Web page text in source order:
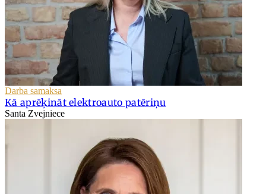
Darba samaksa
Kā aprēķināt elektroauto patēriņu
Santa Zvejniece